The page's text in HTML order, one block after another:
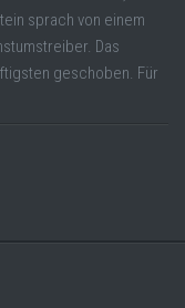
sprach von einem
Das
geschoben. Für